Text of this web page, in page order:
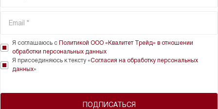
ПОДПИСАТЬСЯ
Я соглашаюсь с Политикой ООО «Квалитет Трейд» в отношении
обработки персональных данных
Я присоединяюсь к тексту «Согласия на обработку персональных
данных»